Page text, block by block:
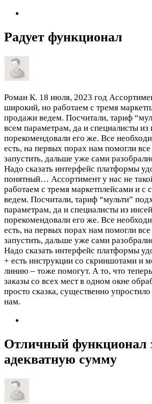
Радует функционал
Роман К. 18 июля, 2023 год
широкий, но работаем с тремя
продажи ведем. Посчитали, тариф
всем параметрам, да и специалисты из
порекомендовали его же. Все
есть, на первых порах нам помогли все
запустить, дальше уже сами
Надо сказать интерфейс платформы
понятный… Ассортимент у нас не
работаем с тремя маркетплейсами и с
ведем. Посчитали, тариф “мульти”
параметрам, да и специалисты из
порекомендовали его же. Все
есть, на первых порах нам помогли все
запустить, дальше уже сами
Надо сказать интерфейс платформы
+ есть инструкции со скриншотами и
линию – тоже помогут. А то, что
заказы со всех мест в одном окне
просто сказка, существенно
нам.
Отличный функционал
адекватную сумму